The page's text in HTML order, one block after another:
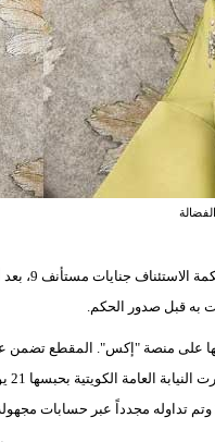
الفضالة
حصلت الفنانة الكويتية
به قبل صدور الحكم.
انتشر مقطع صوتي منسوب لها على منصة "إكس".